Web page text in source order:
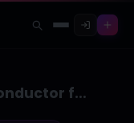
Mi conductor favorito